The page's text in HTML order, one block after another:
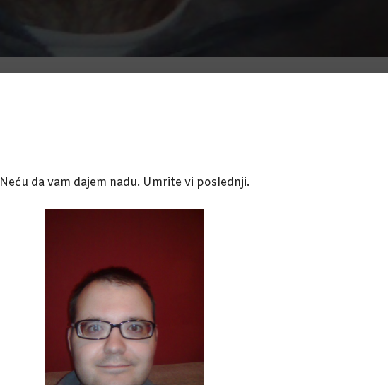
Neću da vam dajem nadu. Umrite vi poslednji.